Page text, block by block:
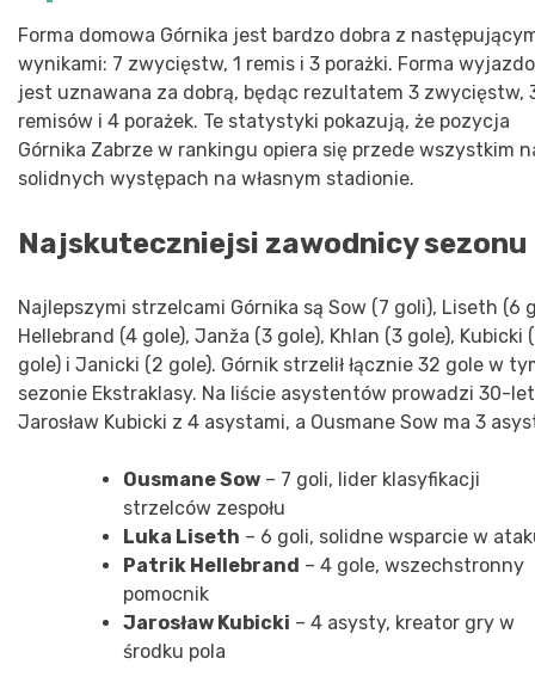
Forma domowa Górnika jest bardzo dobra z
wynikami: 7 zwycięstw, 1 remis i 3 porażki. Forma
jest uznawana za dobrą, będąc rezultatem 3 zwycięstw,
remisów i 4 porażek. Te statystyki pokazują, że pozycja
Górnika Zabrze w rankingu opiera się przede wszystkim
solidnych występach na własnym stadionie.
Najskuteczniejsi zawodnicy sezonu
Najlepszymi strzelcami Górnika są Sow (7 goli), Liseth (6
Hellebrand (4 gole), Janža (3 gole), Khlan (3 gole), Kubicki
gole) i Janicki (2 gole). Górnik strzelił łącznie 32 gole w
sezonie Ekstraklasy. Na liście asystentów prowadzi 30-
Jarosław Kubicki z 4 asystami, a Ousmane Sow ma 3
Ousmane Sow – 7 goli, lider klasyfikacji
strzelców zespołu
Luka Liseth – 6 goli, solidne wsparcie w
Patrik Hellebrand – 4 gole, wszechstronny
pomocnik
Jarosław Kubicki – 4 asysty, kreator gry w
środku pola